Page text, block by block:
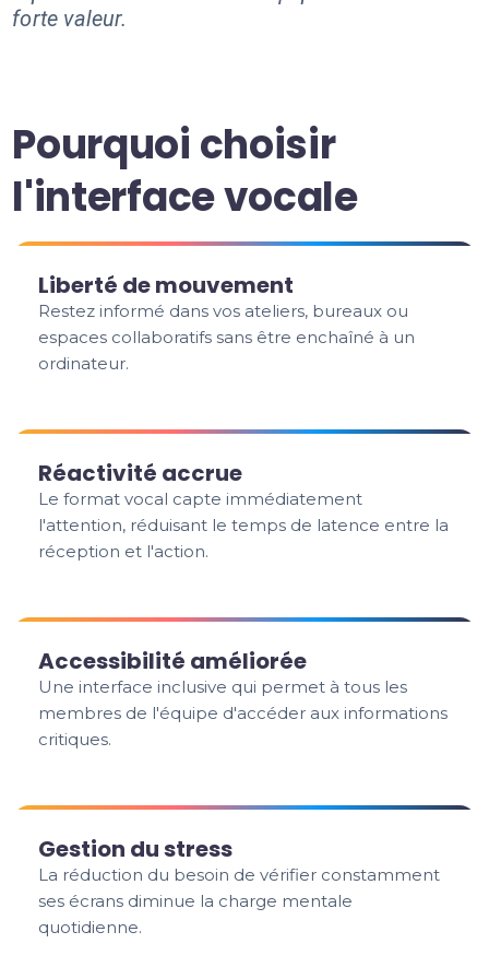
forte valeur.
Pourquoi choisir
l'interface vocale
Liberté de mouvement
Restez informé dans vos ateliers, bureaux ou
espaces collaboratifs sans être enchaîné à un
ordinateur.
Réactivité accrue
Le format vocal capte immédiatement
l'attention, réduisant le temps de latence entre la
réception et l'action.
Accessibilité améliorée
Une interface inclusive qui permet à tous les
membres de l'équipe d'accéder aux informations
critiques.
Gestion du stress
La réduction du besoin de vérifier constamment
ses écrans diminue la charge mentale
quotidienne.